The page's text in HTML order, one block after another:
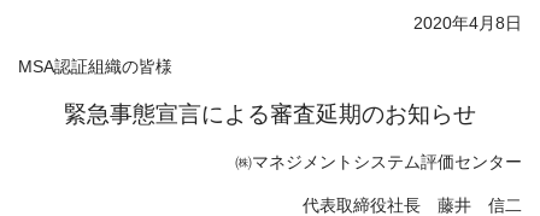
2020年4月8日
MSA認証組織の皆様
緊急事態宣言による審査延期のお知らせ
㈱マネジメントシステム評価センター
代表取締役社長 藤井 信二